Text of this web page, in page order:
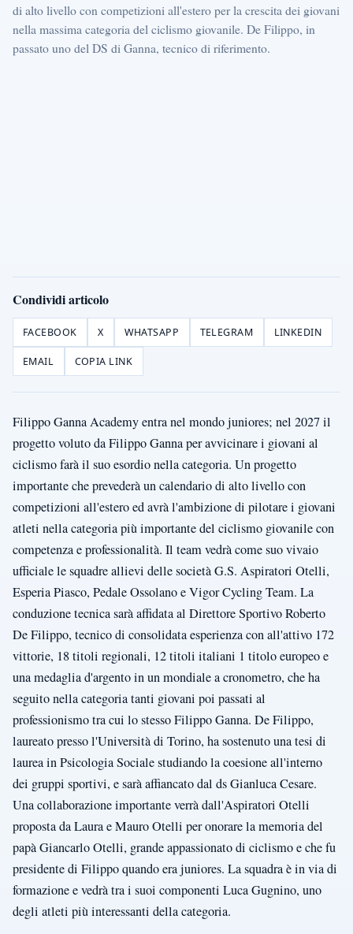
di alto livello con competizioni all'estero per la crescita dei giovani
nella massima categoria del ciclismo giovanile. De Filippo, in
passato uno del DS di Ganna, tecnico di riferimento.
Condividi articolo
FACEBOOK X WHATSAPP TELEGRAM LINKEDIN
EMAIL COPIA LINK
Filippo Ganna Academy entra nel mondo juniores; nel 2027 il
progetto voluto da Filippo Ganna per avvicinare i giovani al
ciclismo farà il suo esordio nella categoria. Un progetto
importante che prevederà un calendario di alto livello con
competizioni all'estero ed avrà l'ambizione di pilotare i giovani
atleti nella categoria più importante del ciclismo giovanile con
competenza e professionalità. Il team vedrà come suo vivaio
ufficiale le squadre allievi delle società G.S. Aspiratori Otelli,
Esperia Piasco, Pedale Ossolano e Vigor Cycling Team. La
conduzione tecnica sarà affidata al Direttore Sportivo Roberto
De Filippo, tecnico di consolidata esperienza con all'attivo 172
vittorie, 18 titoli regionali, 12 titoli italiani 1 titolo europeo e
una medaglia d'argento in un mondiale a cronometro, che ha
seguito nella categoria tanti giovani poi passati al
professionismo tra cui lo stesso Filippo Ganna. De Filippo,
laureato presso l'Università di Torino, ha sostenuto una tesi di
laurea in Psicologia Sociale studiando la coesione all'interno
dei gruppi sportivi, e sarà affiancato dal ds Gianluca Cesare.
Una collaborazione importante verrà dall'Aspiratori Otelli
proposta da Laura e Mauro Otelli per onorare la memoria del
papà Giancarlo Otelli, grande appassionato di ciclismo e che fu
presidente di Filippo quando era juniores. La squadra è in via di
formazione e vedrà tra i suoi componenti Luca Gugnino, uno
degli atleti più interessanti della categoria.